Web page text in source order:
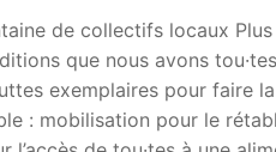
de collectifs locaux
que nous avons
exemplaires pour faire
: mobilisation pour le